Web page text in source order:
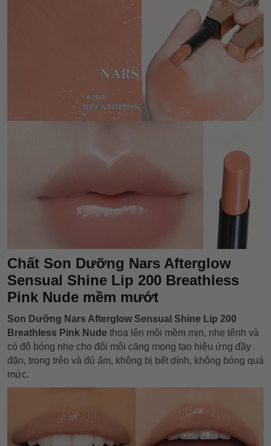
Chất Son Dưỡng Nars Afterglow
Sensual Shine Lip 200 Breathless
Pink Nude mềm mướt
Son Dưỡng Nars Afterglow Sensual Shine Lip 200
Breathless Pink Nude thoa lên môi mềm mịn, nhẹ tênh và
có độ bóng nhẹ cho đôi môi căng mọng tạo hiệu ứng đầy
đặn, trong trẻo và đủ ẩm, không bị bết dính, không bóng quá
mức.